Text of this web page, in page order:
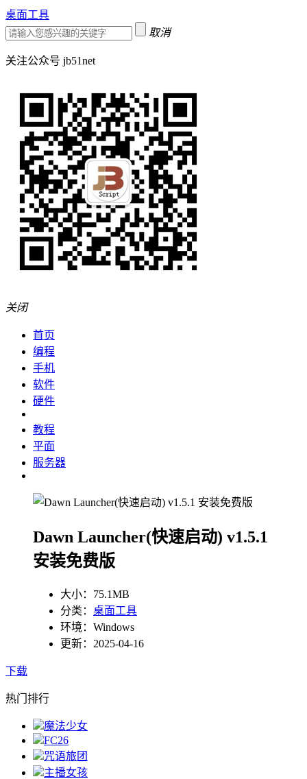
桌面工具
取消
关注公众号 jb51net
关闭
首页
编程
手机
软件
硬件
教程
平面
服务器
Dawn Launcher(快速启动) v1.5.1
安装免费版
大小：75.1MB
分类： 桌面工具
环境：Windows
更新：2025-04-16
下载
热门排行
魔法少女
FC26
咒语旅团
主播女孩